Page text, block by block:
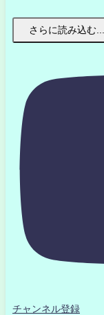
さらに読み込む...
チャンネル登録